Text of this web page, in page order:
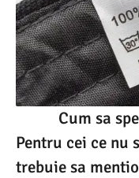
Cum sa
Pentru cei ce nu
trebuie sa